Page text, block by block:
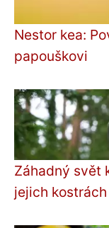
Nestor kea:
papouškovi
Záhadný svět
jejich kostrách